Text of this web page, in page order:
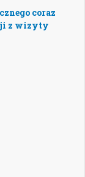
coraz
z wizyty